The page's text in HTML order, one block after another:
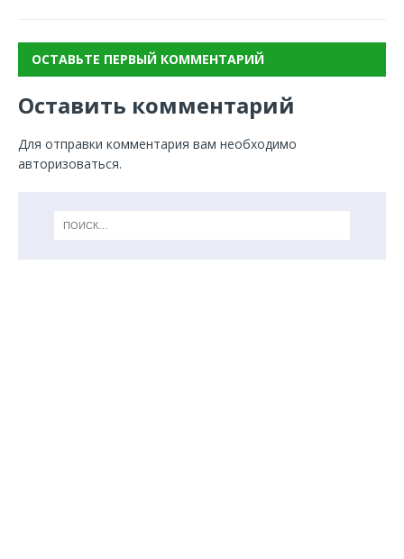
ОСТАВЬТЕ ПЕРВЫЙ КОММЕНТАРИЙ
Оставить комментарий
Для отправки комментария вам необходимо
авторизоваться.